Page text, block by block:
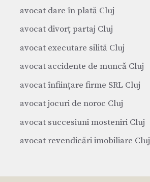
avocat dare în plată Cluj
avocat divorț partaj Cluj
avocat executare silită Cluj
avocat accidente de muncă Cluj
avocat înființare firme SRL Cluj
avocat jocuri de noroc Cluj
avocat succesiuni mosteniri Cluj
avocat revendicări imobiliare Cluj